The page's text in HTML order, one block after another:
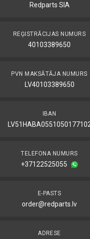
Redparts SIA
REĢISTRĀCIJAS NUMURS
40103389650
PVN MAKSĀTĀJA NUMURS
LV40103389650
IBAN
TELEFONA NUMURS
+37122525055
E-PASTS
order@redparts.lv
ADRESE